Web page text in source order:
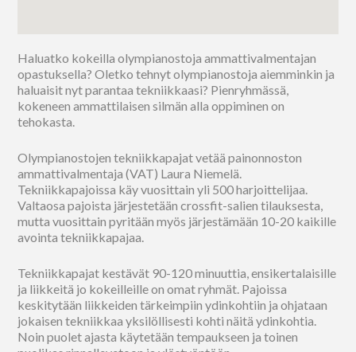
Haluatko kokeilla olympianostoja ammattivalmentajan
opastuksella? Oletko tehnyt olympianostoja aiemminkin ja
haluaisit nyt parantaa tekniikkaasi? Pienryhmässä,
kokeneen ammattilaisen silmän alla oppiminen on
tehokasta.
Olympianostojen tekniikkapajat vetää painonnoston
ammattivalmentaja (VAT) Laura Niemelä.
Tekniikkapajoissa käy vuosittain yli 500 harjoittelijaa.
Valtaosa pajoista järjestetään crossfit-salien tilauksesta,
mutta vuosittain pyritään myös järjestämään 10-20 kaikille
avointa tekniikkapajaa.
Tekniikkapajat kestävät 90-120 minuuttia, ensikertalaisille
ja liikkeitä jo kokeilleille on omat ryhmät. Pajoissa
keskitytään liikkeiden tärkeimpiin ydinkohtiin ja ohjataan
jokaisen tekniikkaa yksilöllisesti kohti näitä ydinkohtia.
Noin puolet ajasta käytetään tempaukseen ja toinen